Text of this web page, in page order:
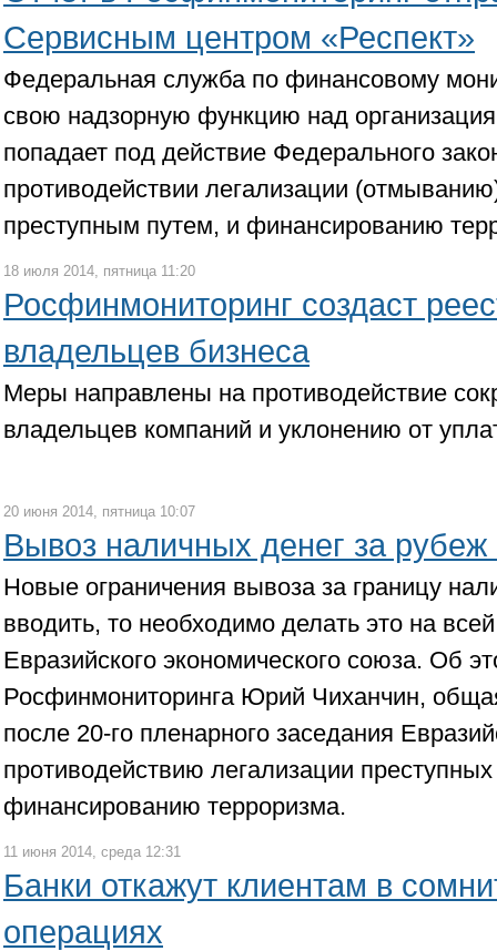
Сервисным центром «Респект»
Федеральная служба по финансовому
свою надзорную функцию над
попадает под действие Федерального
противодействии легализации
преступным путем, и финансированию
18 июля 2014, пятница 11:20
Росфинмониторинг создаст
владельцев бизнеса
Меры направлены на противодействие
владельцев компаний и уклонению от
20 июня 2014, пятница 10:07
Вывоз наличных денег за рубеж
Новые ограничения вывоза за границу
вводить, то необходимо делать это на
Евразийского экономического союза. Об
Росфинмониторинга Юрий Чиханчин,
после 20-го пленарного заседания
противодействию легализации
финансированию терроризма.
11 июня 2014, среда 12:31
Банки откажут клиентам в
операциях